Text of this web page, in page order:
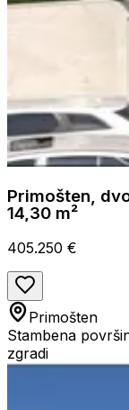
Primošten,
14,30 m²
405.250 €
Primošten
Stambena
zgradi